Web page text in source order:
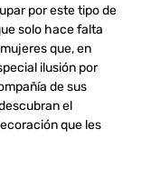
por este tipo de
solo hace falta
que, en
ilusión por
de sus
el
que les